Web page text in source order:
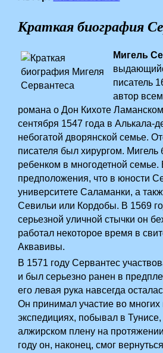
Краткая биография
Мигель
писатель
автор
романа о Дон Кихоте
сентября 1547 года в Алькала-
небогатой дворянской семье.
писателя был хирургом. Мигель
ребенком в многодетной семье.
предположения, что в юности
университете Саламанки, а
Севильи или Кордобы. В 1569
серьезной уличной стычки он
работал некоторое время в
Аквавивы.
В 1571 году Сервантес
и был серьезно ранен в
его левая рука навсегда
Он принимал участие во многих
экспедициях, побывал в
алжирском плену на
году он, наконец, смог